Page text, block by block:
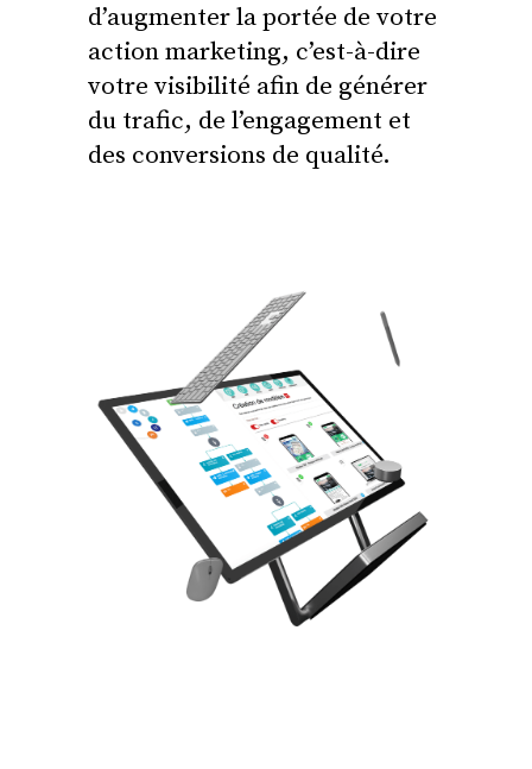
d’augmenter la portée de votre
action marketing, c’est-à-dire
votre visibilité afin de générer
du trafic, de l’engagement et
des conversions de qualité.